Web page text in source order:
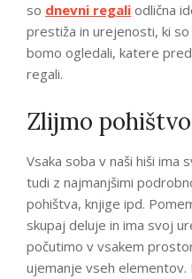
so dnevni regali odlična
prestiža in urejenosti, ki so
bomo ogledali, katere
regali.
Zlijmo
Vsaka soba v naši hiši ima
tudi z najmanjšimi
pohištva, knjige ipd.
skupaj deluje in ima svoj
počutimo v vsakem
ujemanje vseh